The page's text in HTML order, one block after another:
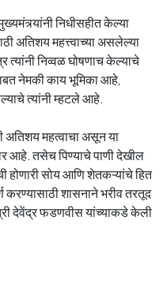
निधीसहीत केल्या
अतिशय महत्त्वाच्या असलेल्या
त्यांनी निव्वळ घोषणाच केल्याचे
नेमकी काय भूमिका आहे,
त्यांनी म्हटले आहे.
अतिशय महत्वाचा असून या
आहे. तसेच पिण्याचे पाणी देखील
होणारी सोय आणि शेतकऱ्यांचे हित
शासनाने भरीव तरतूद
देवेंद्र फडणवीस यांच्याकडे केली